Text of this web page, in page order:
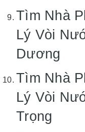
Tìm Nhà
Lý Vòi
Dương
Tìm Nhà
Lý Vòi
Trọng